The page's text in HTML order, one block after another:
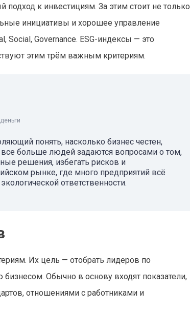
к инвестициям. За этим стоит не только
инициативы и хорошее управление
Governance. ESG-индексы — это
этим трём важным критериям.
понять, насколько бизнес честен,
все больше людей задаются вопросами о том,
решения, избегать рисков и
рынке, где много предприятий всё
ответственности.
Их цель — отобрать лидеров по
бизнесом. Обычно в основу входят показатели,
отношениями с работниками и